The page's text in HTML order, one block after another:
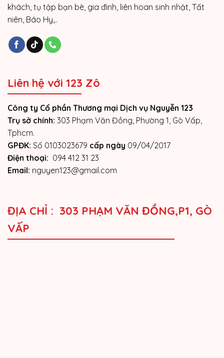
khách, tụ tập bạn bè, gia đình, liên hoan sinh nhật, Tất
niên, Báo Hy,..
Liên hệ với 123 Zô
Công ty Cổ phần Thương mại Dịch vụ Nguyễn 123
Trụ sở chính: 303 Phạm Văn Đồng, Phường 1, Gò Vấp,
Tphcm.
GPĐK: Số 0103023679 cấp ngày 09/04/2017
Điện thoại: 094 412 31 23
Email: nguyen123@gmail.com
ĐỊA CHỈ : 303 PHẠM VĂN ĐỒNG,P1, GÒ
VẤP